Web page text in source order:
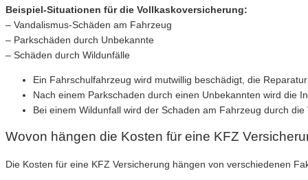
Beispiel-Situationen für die Vollkaskoversicherung:
– Vandalismus-Schäden am Fahrzeug
– Parkschäden durch Unbekannte
– Schäden durch Wildunfälle
Ein Fahrschulfahrzeug wird mutwillig beschädigt, die
Nach einem Parkschaden durch einen Unbekannten wird die
Bei einem Wildunfall wird der Schaden am Fahrzeug durch
Wovon hängen die Kosten für eine KFZ
Die Kosten für eine KFZ Versicherung hängen von verschiedenen